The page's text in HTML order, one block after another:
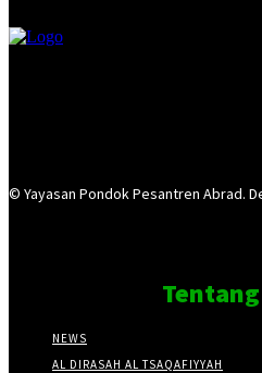
© Yayasan Pondok Pesantren Abrad.
NEWS
AL DIRASAH AL TSAQAFIYYAH